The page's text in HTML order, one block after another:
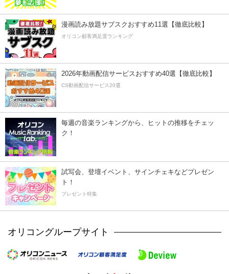
漫画読み放題サブスクおすすめ11選【徹底比較】
オリコン顧客満足度ランキング
2026年動画配信サービスおすすめ40選【徹底比較】
CS動画配信サービス20選
毎週の音楽ランキングから、ヒットの推移をチェッ
ク！
試写会、登壇イベント、サインチェキなどプレゼン
ト！
プレゼント特集
オリコングループサイト